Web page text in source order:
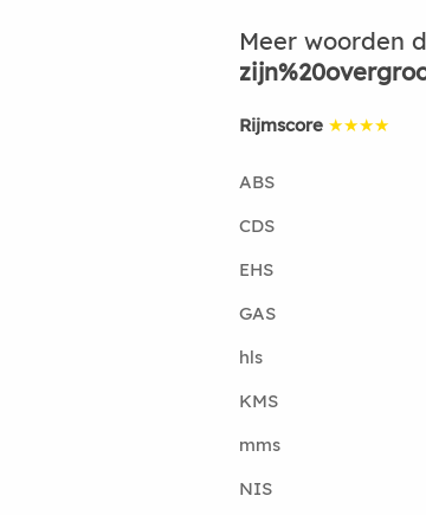
Meer woorden
Rijmscore ★★★★
ABS
CDS
EHS
GAS
hls
KMS
mms
NIS